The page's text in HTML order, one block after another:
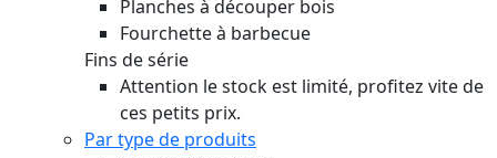
Planches à découper bois
Fourchette à barbecue
Fins de série
Attention le stock est limité, profitez vite de
ces petits prix.
Par type de produits